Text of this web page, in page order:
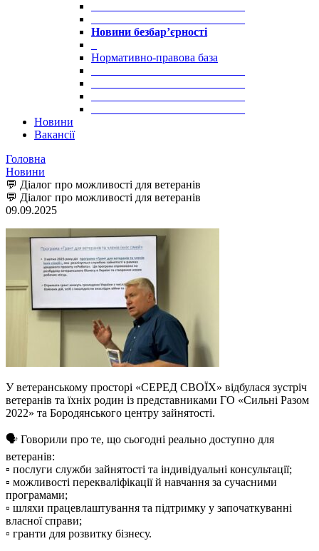
Новини безбар’єрності
Нормативно-правова база
Новини
Вакансії
Головна
Новини
💬 Діалог про можливості для ветеранів
💬 Діалог про можливості для ветеранів
09.09.2025
У ветеранському просторі «СЕРЕД СВОЇХ» відбулася зустріч
ветеранів та їхніх родин із представниками ГО «Сильні Разом
2022» та Бородянського центру зайнятості.
🗣 Говорили про те, що сьогодні реально доступно для
ветеранів:
▫️ послуги служби зайнятості та індивідуальні консультації;
▫️ можливості перекваліфікації й навчання за сучасними
програмами;
▫️ шляхи працевлаштування та підтримку у започаткуванні
власної справи;
▫️ гранти для розвитку бізнесу.